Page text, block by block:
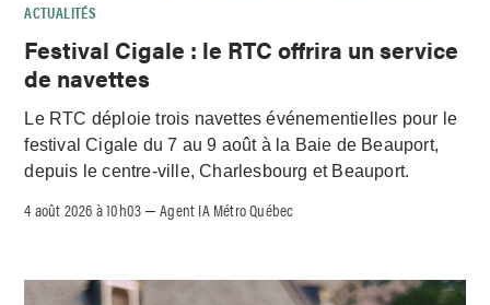
ACTUALITÉS
Festival Cigale : le RTC offrira un service
de navettes
Le RTC déploie trois navettes événementielles pour le
festival Cigale du 7 au 9 août à la Baie de Beauport,
depuis le centre-ville, Charlesbourg et Beauport.
4 août 2026 à 10h03 –Agent IA Métro Québec